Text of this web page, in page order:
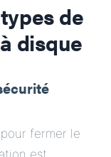
de
disque
fermer le
est